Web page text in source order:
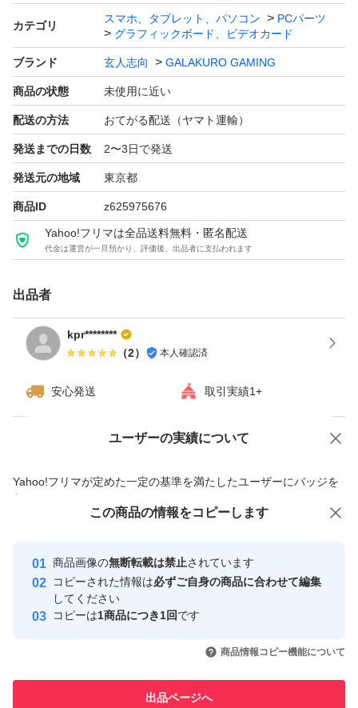
ブランド：玄人志向 GALAKURO GAMING
シリーズ世代：GeForce RTX 5000
メモリ容量：16.0 GB
メモリバス：256.0 bit
出力端子：HDMI 1ポート DisplayPort 3ポート
冷却ファン：空冷（トリプルファン）
専有スロット：2.5 スロット
幅（長さ）：303.0 mm
AMING NVIDIA GeForce RTX 5070 Ti トリプルファン搭
載 オーバークロック グラフィックボード］
ブランド：玄人志向 GALAKURO GAMING
メモリ容量：16 GB
メモリバス：256 bit
出力端子：HDMI 1ポート DisplayPort 3ポート
冷却ファン：空冷（トリプルファン）
専有スロット：2.5 スロット
カテゴリ
スマホ、タブレット、パソコン
PCパーツ
グラフィックボード、ビデオカード
ブランド 玄人志向 GALAKURO GAMING
商品の状態 未使用に近い
配送の方法 おてがる配送（ヤマト運輸）
発送までの日数 2〜3日で発送
発送元の地域 東京都
商品ID z625975676
Yahoo!フリマは全品送料無料・匿名配送
代金は運営が一旦預かり、評価後、出品者に支払われます
出品者
kpr********
（2） 本人確認済
安心発送 取引実績1+
ユーザーの実績について
Yahoo!フリマが定めた一定の基準を満たしたユーザーにバッジを
付与しています
安心取引出品者
心・安全なユーザーです
取引実績
引を完了させた実績があります
での取引実績があります
価格の相談 商品への質問
この商品の情報をコピーします
商品画像の無断転載は禁止されています
コピーされた情報は必ずご自身の商品に合わせて編集
してください
コピーは1商品につき1回です
商品情報コピー機能について
出品ページへ
この商品をみている人にオススメ